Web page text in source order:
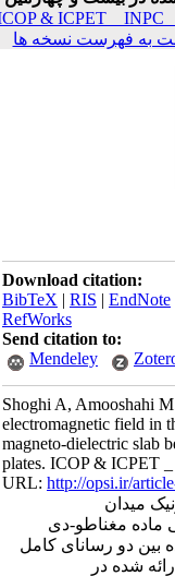
ICOP & ICPET _ INPC
به فهرست نسخه ها
Download citation:
BibTeX|RIS|
RefWorks
Send citation to:
Mendeley
Shoghi A, Amooshahi
electromagnetic field
magneto-dielectric
plates. ICOP &
URL:http://opsi.ir/
میدان
مغناطو-دی
بین دو رسانای کامل
شده در